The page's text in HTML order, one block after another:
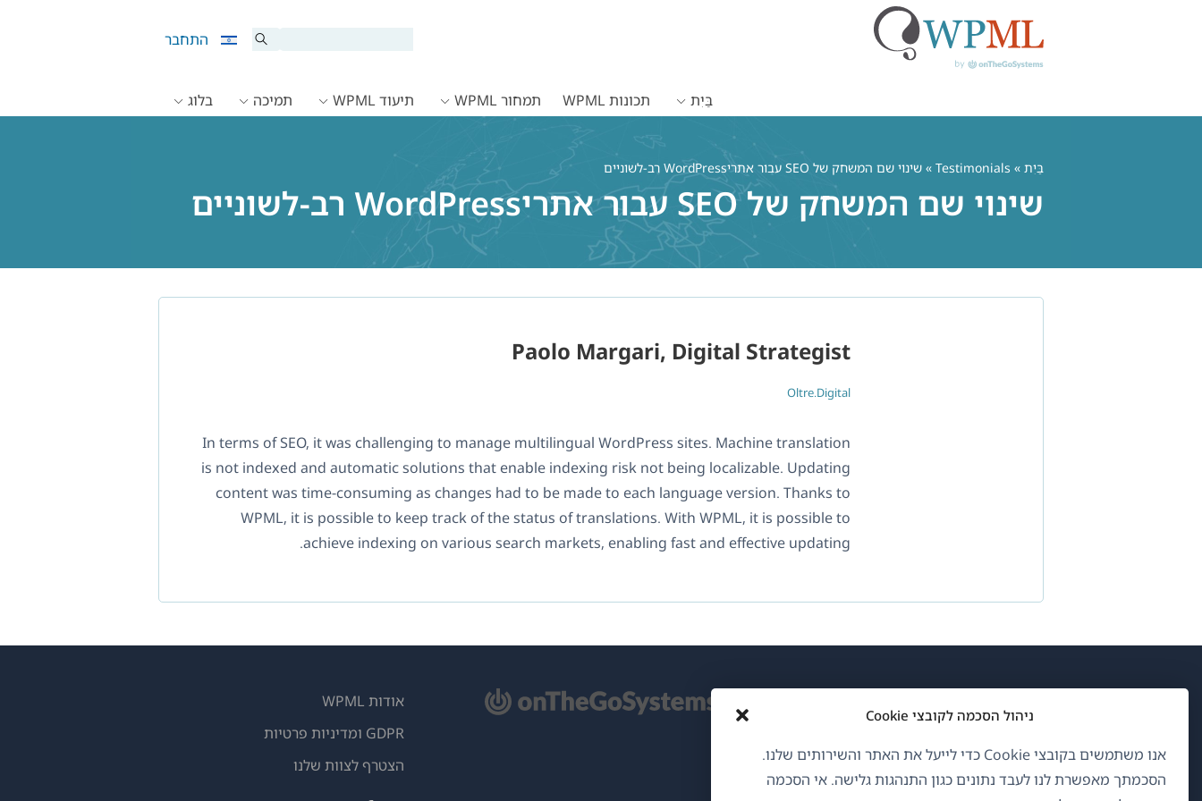
ניהול הסכמה לקובצי Cookie
אנו משתמשים בקובצי Cookie כדי לייעל את האתר והשירותים שלנו.
הסכמתך מאפשרת לנו לעבד נתונים כגון התנהגות גלישה. אי הסכמה
התחבר
בַּיִת תכונות WPML תמחור WPML תיעוד WPML תמיכה בלוג
בַּיִת »
Testimonials » שינוי שם המשחק של SEO עבור אתריWordPress רב-לשוניים
שינוי שם המשחק של SEO עבור אתריWordPress רב-לשוניים
Paolo Margari, Digital Strategist
Oltre.Digital
In terms of SEO, it was challenging to manage multilingual WordPress sites. Machine translation
is not indexed and automatic solutions that enable indexing risk not being localizable. Updating
content was time-consuming as changes had to be made to each language version. Thanks to
WPML, it is possible to keep track of the status of translations. With WPML, it is possible to
achieve indexing on various search markets, enabling fast and effective updating.
חדש)
עברית
אודות WPML
GDPR ומדיניות פרטיות
הצטרף לצוות שלנו(נפתח